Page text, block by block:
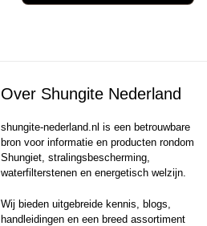
Over Shungite Nederland
shungite-nederland.nl is een betrouwbare
bron voor informatie en producten rondom
Shungiet, stralingsbescherming,
waterfilterstenen en energetisch welzijn.
Wij bieden uitgebreide kennis, blogs,
handleidingen en een breed assortiment